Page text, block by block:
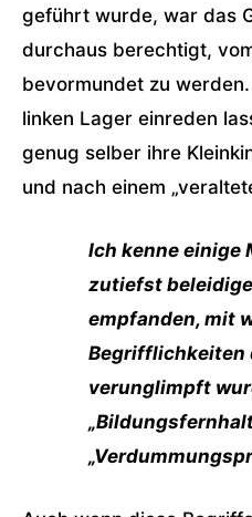
geführt wurde, war das
durchaus berechtigt,
bevormundet zu
linken Lager einreden
genug selber ihre
und nach einem
Ich kenne einige
zutiefst
empfanden, mit
Begrifflichkeiten
verunglimpft